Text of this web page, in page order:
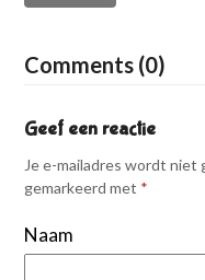
Comments (0)
Geef een reactie
Je e-mailadres wordt niet
gemarkeerd met *
Naam